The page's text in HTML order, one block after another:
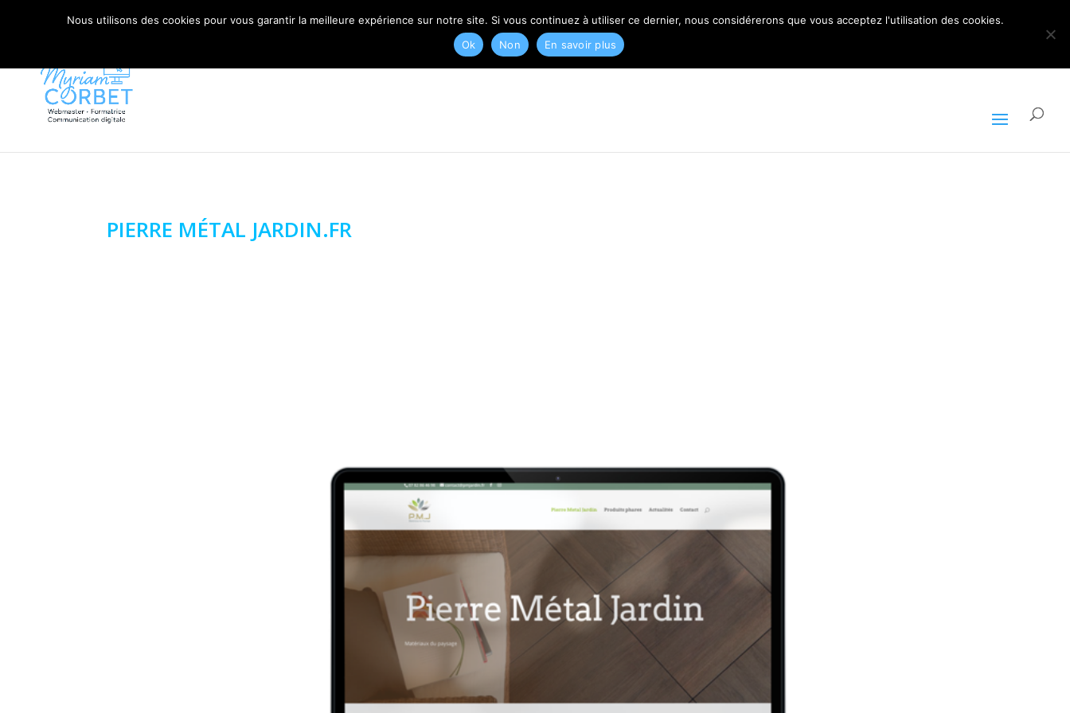
06 79 42 10 00 CONTACT@MYRIAM-CORBET.NET ARTICLES 0
PIERRE MÉTAL JARDIN.FR
Nous utilisons des cookies pour vous garantir la meilleure expérience sur notre site. Si vous continuez à utiliser ce dernier, nous considérerons que vous acceptez l'utilisation des cookies.
Ok
Non En savoir plus